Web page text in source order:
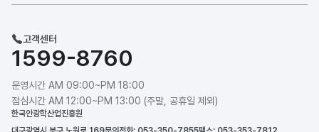
고객센터
1599-8760
운영시간 AM 09:00~PM 18:00
점심시간 AM 12:00~PM 13:00 (주말, 공휴일 제외)
한국안광학산업진흥원